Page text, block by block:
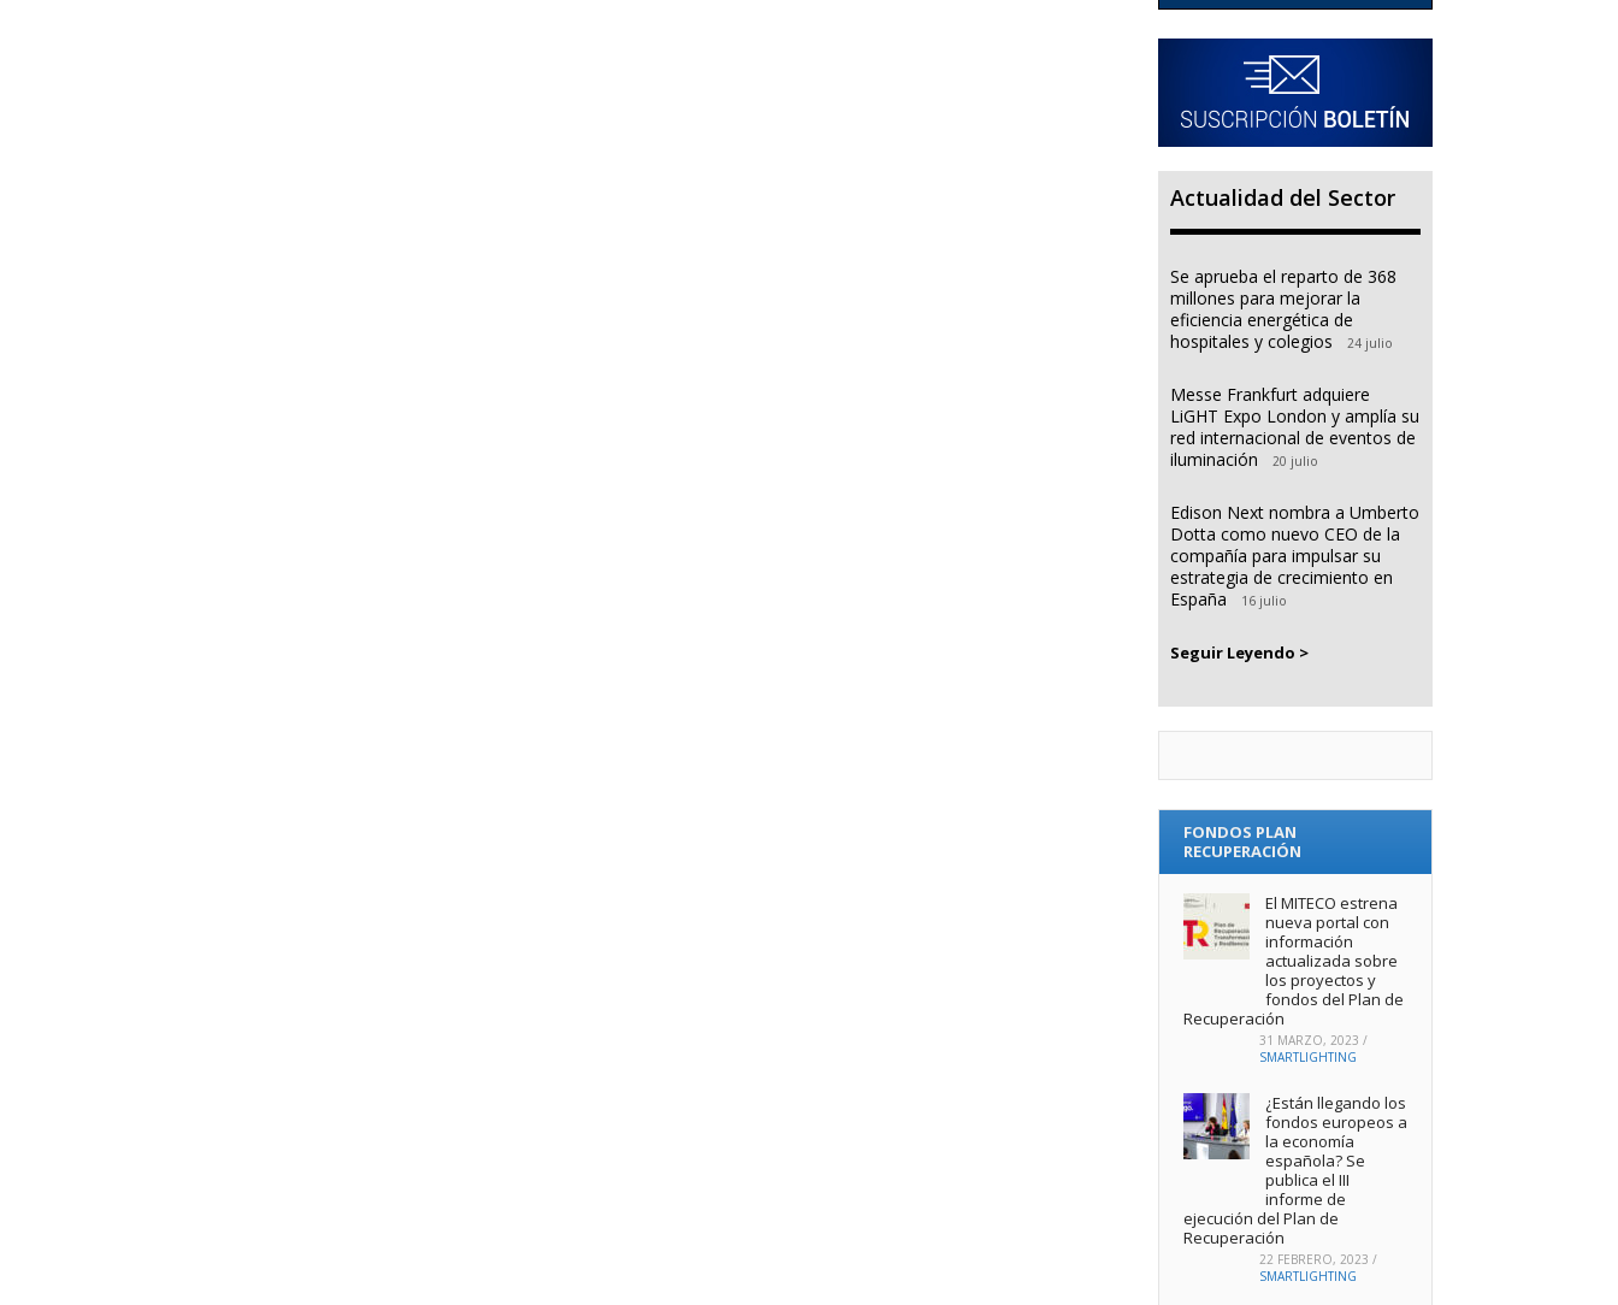
Actualidad del Sector
Se aprueba el reparto de 368
millones para mejorar la
eficiencia energética de
hospitales y colegios
24 julio
Messe Frankfurt adquiere
LiGHT Expo London y amplía su
red internacional de eventos de
iluminación
20 julio
Edison Next nombra a Umberto
Dotta como nuevo CEO de la
compañía para impulsar su
estrategia de crecimiento en
España
16 julio
Seguir Leyendo >
FONDOS PLAN
RECUPERACIÓN
El MITECO estrena
nueva portal con
información
actualizada sobre
los proyectos y
fondos del Plan de
Recuperación
31 MARZO, 2023 /
SMARTLIGHTING
¿Están llegando los
fondos europeos a
la economía
española? Se
publica el III
informe de
ejecución del Plan de
Recuperación
22 FEBRERO, 2023 /
SMARTLIGHTING